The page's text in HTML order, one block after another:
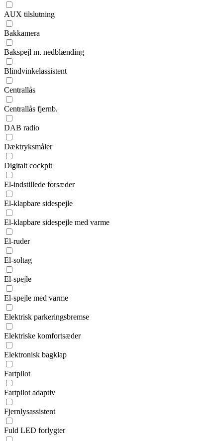
AUX tilslutning
Bakkamera
Bakspejl m. nedblænding
Blindvinkelassistent
Centrallås
Centrallås fjernb.
DAB radio
Dæktryksmåler
Digitalt cockpit
El-indstillede forsæder
El-klapbare sidespejle
El-klapbare sidespejle med varme
El-ruder
El-soltag
El-spejle
El-spejle med varme
Elektrisk parkeringsbremse
Elektriske komfortsæder
Elektronisk bagklap
Fartpilot
Fartpilot adaptiv
Fjernlysassistent
Fuld LED forlygter